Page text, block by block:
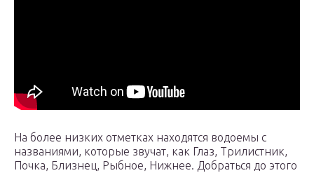
На более низких отметках находятся водоемы с
названиями, которые звучат, как Глаз, Трилистник,
Почка, Близнец, Рыбное, Нижнее. Добраться до этого